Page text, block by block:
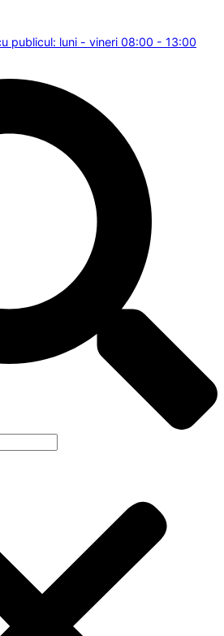
publicul: luni - vineri 08:00 - 13:00